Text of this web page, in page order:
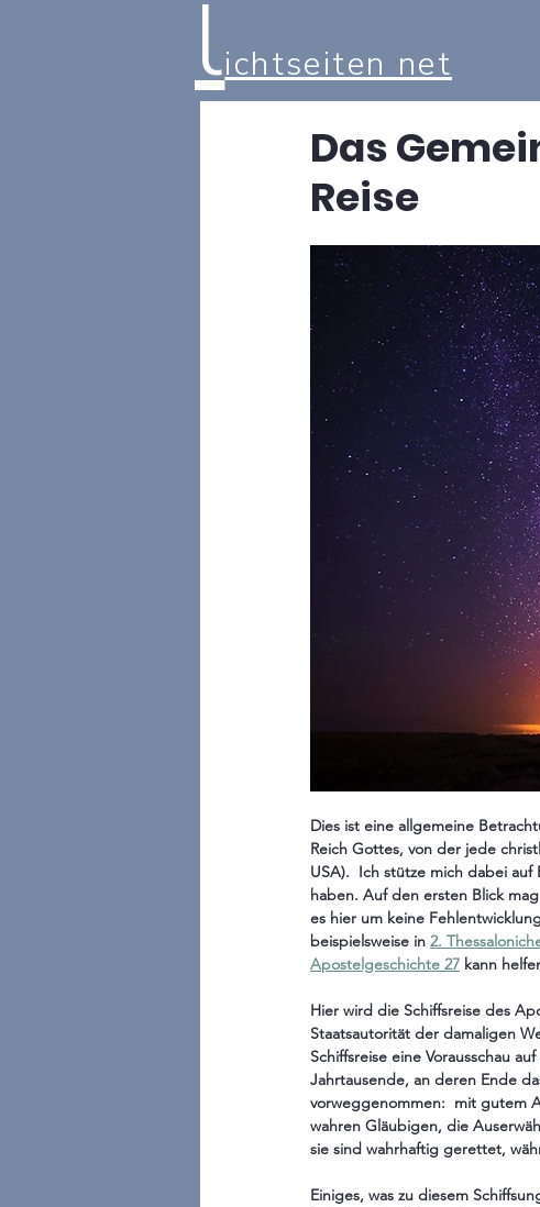
lichtseiten net
Das
Reise
Dies ist eine allgemeine
Reich Gottes, von der jede
USA).  Ich stütze mich dabei
haben. Auf den ersten Blick
es hier um keine
beispielsweise in 2.
Apostelgeschichte 27 kann
Hier wird die Schiffsreise des
Staatsautorität der damaligen
Schiffsreise eine Vorausschau
Jahrtausende, an deren Ende
vorweggenommen:  mit gutem
wahren Gläubigen, die
sie sind wahrhaftig gerettet,
Einiges, was zu diesem